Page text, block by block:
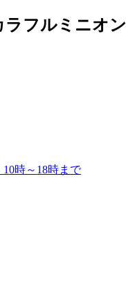
フルミニオ
時～18時まで